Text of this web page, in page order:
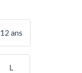
12 ans
L